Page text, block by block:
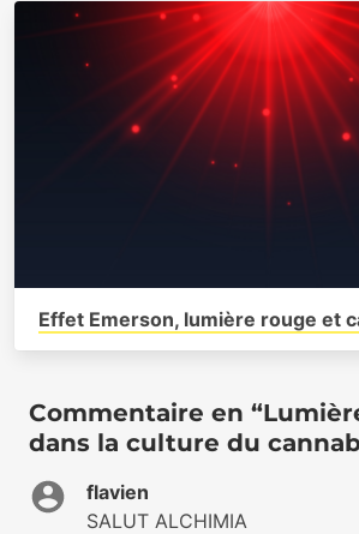
Effet Emerson, lumière rouge et
Commentaire en
dans la culture du
flavien
SALUT ALCHIMIA